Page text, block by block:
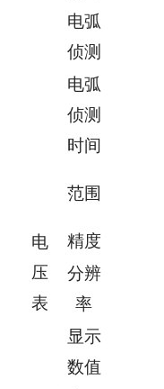
电弧
侦测
电弧
侦测
时间
电
压
表
范围
精度
分辨
率
显示
数值